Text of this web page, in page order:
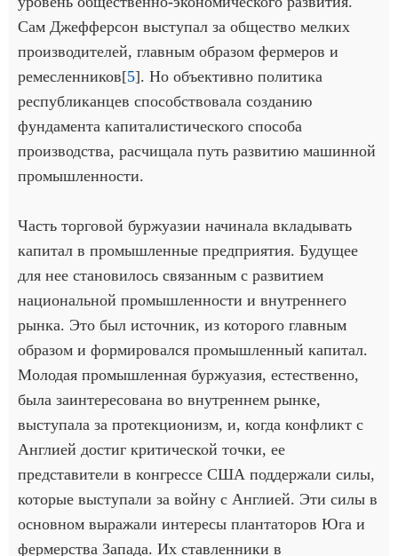
Сам Джефферсон выступал за общество мелких
производителей, главным образом фермеров и
ремесленников[5]. Но объективно политика
республиканцев способствовала созданию
фундамента капиталистического способа
производства, расчищала путь развитию машинной
промышленности.
Часть торговой буржуазии начинала вкладывать
капитал в промышленные предприятия. Будущее
для нее становилось связанным с развитием
национальной промышленности и внутреннего
рынка. Это был источник, из которого главным
образом и формировался промышленный капитал.
Молодая промышленная буржуазия, естественно,
была заинтересована во внутреннем рынке,
выступала за протекционизм, и, когда конфликт с
Англией достиг критической точки, ее
представители в конгрессе США поддержали силы,
которые выступали за войну с Англией. Эти силы в
основном выражали интересы плантаторов Юга и
фермерства Запада. Их ставленники в